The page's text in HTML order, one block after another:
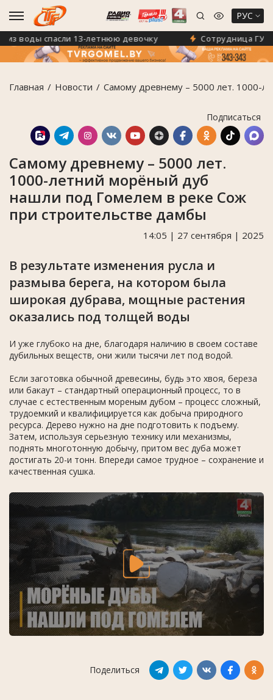
РУС
воды спасли 13-летнюю девочку Сотрудница ГУО
Главная Новости Самому древнему – 5000 лет. 1000-
Подписаться
Самому древнему – 5000 лет.
1000-летний морёный дуб
нашли под Гомелем в реке Сож
при строительстве дамбы
14:05 | 27 сентября | 2025
В результате изменения русла и
размыва берега, на котором была
широкая дубрава, мощные растения
оказались под толщей воды
И уже глубоко на дне, благодаря наличию в своем составе
дубильных веществ, они жили тысячи лет под водой.
Если заготовка обычной древесины, будь это хвоя, береза
или бакаут – стандартный операционный процесс, то в
случае с естественным мореным дубом – процесс сложный,
трудоемкий и квалифицируется как добыча природного
ресурса. Дерево нужно на дне подготовить к подъему.
Затем, используя серьезную технику или механизмы,
поднять многотонную добычу, притом вес дуба может
достигать 20-и тонн. Впереди самое трудное – сохранение и
качественная сушка.
Поделиться